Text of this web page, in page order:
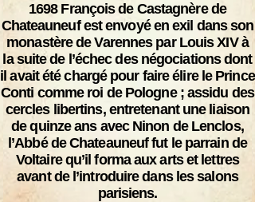
1698François de Castagnère de
Chateauneuf est envoyé en exil dans son
monastère de Varennes par Louis XIV à
la suite de l’échec des négociations dont
il avait été chargé pour faire élire le Prince
Conti comme roi de Pologne ; assidu des
cercles libertins, entretenant une liaison
de quinze ans avec Ninon de Lenclos,
l’Abbé de Chateauneuf fut le parrain de
Voltaire qu’il forma aux arts et lettres
avant de l’introduire dans les salons
parisiens.